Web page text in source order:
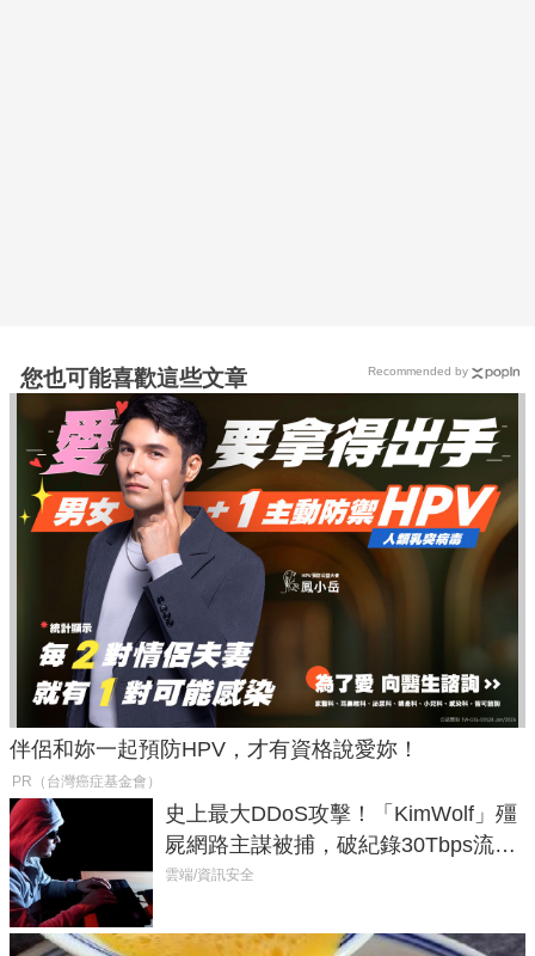
您也可能喜歡這些文章
伴侶和妳一起預防HPV，才有資格說愛妳！
PR（台灣癌症基金會）
史上最大DDoS攻擊！「KimWolf」殭
屍網路主謀被捕，破紀錄30Tbps流量
癱瘓全球！
雲端/資訊安全
Recommended by